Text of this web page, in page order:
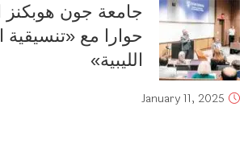
جامعة جون هوبكنز
حوارا مع «تنسيقية
الليبية»
January 11, 2025